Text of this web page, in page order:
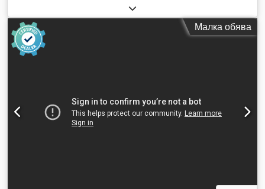
, Автоматична лентова трионна машина
AMADA HFA 400 W (Година на производство 2016 г.)
Капацитет на рязане: Диаметър на кръгло сечение 420 мм
Квадрат 400 x 400 мм Дължина на рязане 5 - 470 мм
Многократно подаване до 9999 мм Транспортьор за
*Трионната машина е в много добро състояние и е
напълно функционална.*
Малка обява